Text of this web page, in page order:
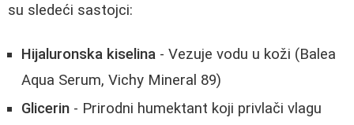
su sledeći sastojci:
Hijaluronska kiselina - Vezuje vodu u koži (Balea
Aqua Serum, Vichy Mineral 89)
Glicerin - Prirodni humektant koji privlači vlagu